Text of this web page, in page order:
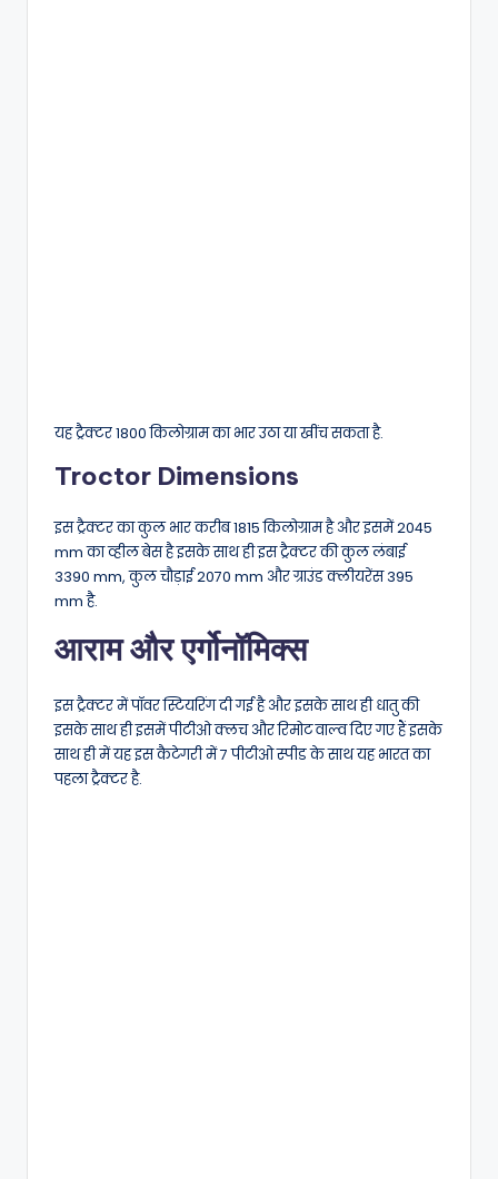
यह ट्रैक्टर 1800 किलोग्राम का भार उठा या खींच सकता है.
Troctor Dimensions
इस ट्रैक्टर का कुल भार करीब 1815 किलोग्राम है और इसमें 2045
mm का व्हील बेस है इसके साथ ही इस ट्रैक्टर की कुल लंबाई
3390 mm, कुल चौड़ाई 2070 mm और ग्राउंड क्लीयरेंस 395
mm है.
आराम और एर्गोनॉमिक्स
इस ट्रैक्टर में पॉवर स्टियरिंग दी गई है और इसके साथ ही धातु की
इसके साथ ही इसमें पीटीओ क्लच और रिमोट वाल्व दिए गए हैं इसके
साथ ही में यह इस कैटेगरी में 7 पीटीओ स्पीड के साथ यह भारत का
पहला ट्रैक्टर है.